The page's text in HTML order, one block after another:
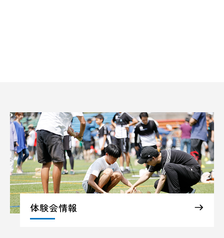
体験会情報